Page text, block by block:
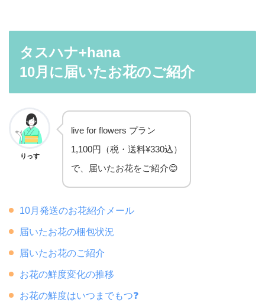
タスハナ+hana
10月に届いたお花のご紹介
りっす
live for flowers プラン
1,100円（税・送料¥330込）
で、届いたお花をご紹介😊
10月発送のお花紹介メール
届いたお花の梱包状況
届いたお花のご紹介
お花の鮮度変化の推移
お花の鮮度はいつまでもつ❓